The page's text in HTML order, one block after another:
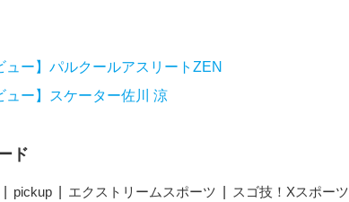
ュー】パルクールアスリートZEN
ュー】スケーター佐川 涼
ド
pickup エクストリームスポーツ スゴ技！Xスポーツ